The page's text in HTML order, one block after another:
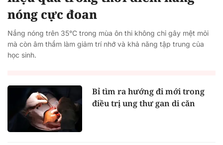
nóng cực đoan
Nắng nóng trên 35°C trong mùa ôn thi không chỉ gây mệt mỏi
mà còn âm thầm làm giảm trí nhớ và khả năng tập trung của
học sinh.
Bỉ tìm ra hướng đi mới trong
điều trị ung thư gan di căn